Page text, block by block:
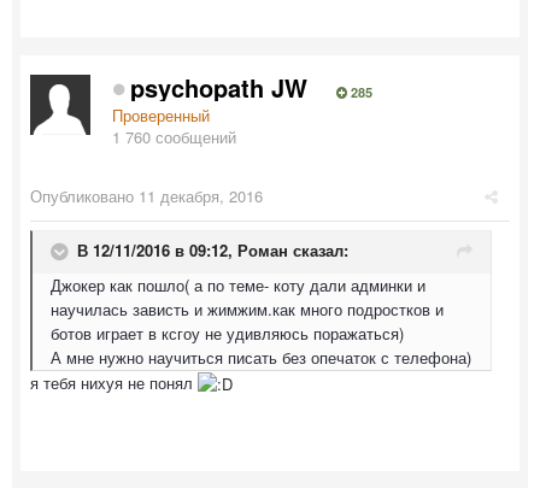
psychopath JW 285
Проверенный
1 760 сообщений
Опубликовано 11 декабря, 2016
В 12/11/2016 в 09:12, Роман сказал:
Джокер как пошло( а по теме- коту дали админки и
научилась зависть и жимжим.как много подростков и
ботов играет в ксгоу не удивляюсь поражаться)
А мне нужно научиться писать без опечаток с телефона)
я тебя нихуя не понял